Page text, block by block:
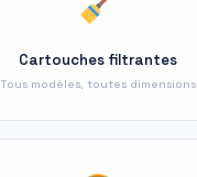
Cartouches filtrantes
Tous modèles, toutes dimensions